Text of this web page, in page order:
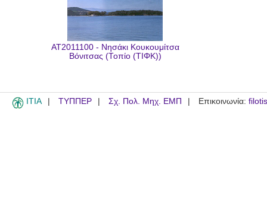
AT2011100 - Νησάκι Κουκουμίτσα
Βόνιτσας (Τοπίο (ΤΙΦΚ))
ITIA ΤΥΠΠΕΡ Σχ. Πολ. Μηχ. ΕΜΠ Επικοινωνία: